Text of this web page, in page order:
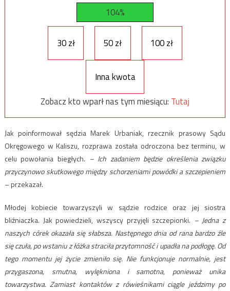
104%
30 zł 50 zł 100 zł
Inna kwota
Zobacz kto wparł nas tym miesiącu: Tutaj
Jak poinformował sędzia Marek Urbaniak, rzecznik prasowy Sądu
Okręgowego w Kaliszu, rozprawa została odroczona bez terminu, w
celu powołania biegłych. – Ich zadaniem będzie określenia związku
przyczynowo skutkowego między schorzeniami powódki a szczepieniem
– przekazał.
Młodej kobiecie towarzyszyli w sądzie rodzice oraz jej siostra
bliźniaczka. Jak powiedzieli, wszyscy przyjęli szczepionki. – Jedna z
naszych córek okazała się słabsza. Następnego dnia od rana bardzo źle
się czuła, po wstaniu z łóżka straciła przytomność i upadła na podłogę. Od
tego momentu jej życie zmieniło się. Nie funkcjonuje normalnie, jest
przygaszona, smutna, wylękniona i samotna, ponieważ unika
towarzystwa. Zamiast kontaktów z rówieśnikami ciągle jeździmy po